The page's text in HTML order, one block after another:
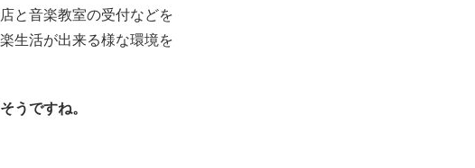
と音楽教室の受付などを
生活が出来る様な環境を
うですね。